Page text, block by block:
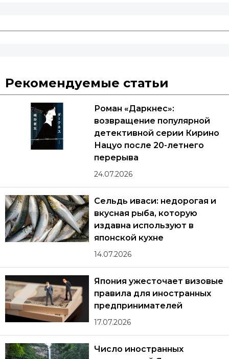
Рекомендуемые статьи
Роман «Даркнес»:
возвращение популярной
детективной серии Кирино
Нацуо после 20-летнего
перерыва
24.07.2026
Сельдь иваси: недорогая и
вкусная рыба, которую
издавна используют в
японской кухне
14.07.2026
Япония ужесточает визовые
правила для иностранных
предпринимателей
17.07.2026
Число иностранных